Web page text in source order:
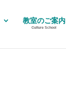
教室のご案内
Culture School